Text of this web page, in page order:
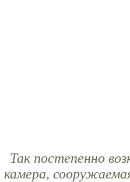
Так постепенно
камера,